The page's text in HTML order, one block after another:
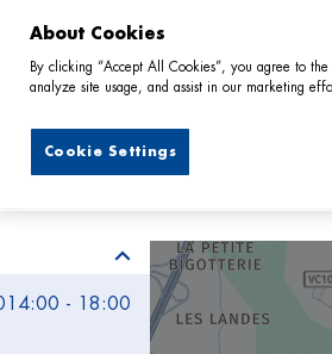
14:00 - 18:00
About Cookies
By clicking “Accept All Cookies”, you agree to
analyze site usage, and assist in our marketing
Cookie Settings